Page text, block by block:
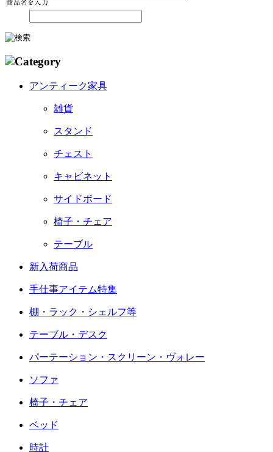
アンティーク家具
雑貨
スタンド
チェスト
キャビネット
サイドボード
椅子・チェア
テーブル
新入荷商品
手仕事アイテム特集
棚・ラック・シェルフ等
テーブル・デスク
パーテーション・スクリーン・ヴォレー
ソファ
椅子・チェア
ベッド
時計